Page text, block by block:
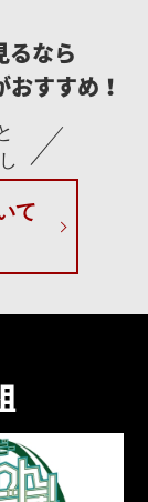
るなら
すすめ！
て